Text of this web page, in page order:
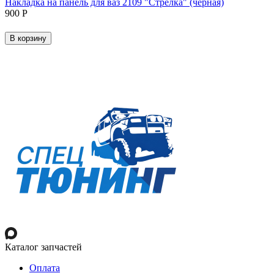
‍900‍ Р
В корзину
Каталог запчастей
Оплата